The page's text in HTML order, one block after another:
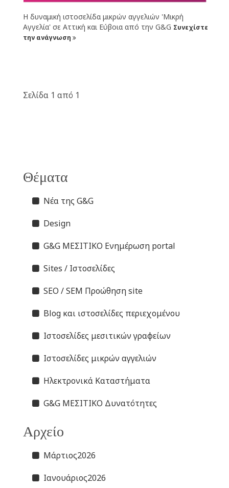
Η δυναμική ιστοσελίδα μικρών αγγελιών 'Μικρή
Αγγελία' σε Αττική και Εύβοια από την G&G Συνεχίστε
την ανάγνωση
Σελίδα 1 από 1
Θέματα
Νέα της G&G
Design
G&G ΜΕΣΙΤΙΚΟ Ενημέρωση portal
Sites / Ιστοσελίδες
SEO / SEM Προώθηση site
Blog και ιστοσελίδες περιεχομένου
Ιστοσελίδες μεσιτικών γραφείων
Ιστοσελίδες μικρών αγγελιών
Ηλεκτρονικά Καταστήματα
G&G ΜΕΣΙΤΙΚΟ Δυνατότητες
Αρχείο
Μάρτιος2026
Ιανουάριος2026